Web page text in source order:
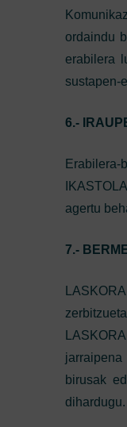
ordaindu
erabilera
sustapen-
6.-
agertu
7.-
birusak